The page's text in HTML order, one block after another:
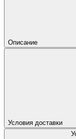
Описание
Условия доставки